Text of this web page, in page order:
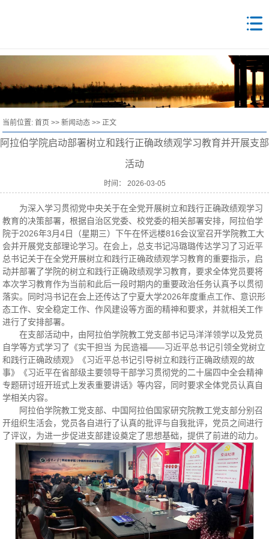
当前位置:首页 >>新闻动态 >> 正文
阿拉伯学院启动部署树立和践行正确政绩观学习教育并开展支部
活动
时间： 2026-03-05
为深入学习贯彻党中央关于在全党开展树立和践行正确政绩观学习
教育的决策部署，根据自治区党委、校党委的相关部署安排，阿拉伯学
院于2026年3月4日（星期三）下午在怀远楼816会议室召开学院教工大
会并开展党支部理论学习。在会上，总支书记冯璐璐传达学习了习近平
总书记关于在全党开展树立和践行正确政绩观学习教育的重要指示，启
动并部署了学院的树立和践行正确政绩观学习教育，要求全体党员要将
本次学习教育作为当前和此后一段时期内的重要政治任务认真予以贯彻
落实。同时冯书记在会上还传达了宁夏大学2026年度重点工作、意识形
态工作、安全稳定工作、作风建设等方面的精神和要求，并就相关工作
进行了安排部署。
在支部活动中，由阿拉伯学院教工党支部书记马洋洋领学以及党员
自学等方式学习了《实干担当 为民造福——习近平总书记引领全党树立
和践行正确政绩观》《习近平总书记引导树立和践行正确政绩观的故
事》《习近平在省部级主要领导干部学习贯彻党的二十届四中全会精神
专题研讨班开班式上发表重要讲话》等内容，同时要求全体党员认真自
学相关内容。
阿拉伯学院教工党支部、中国阿拉伯国家研究院教工党支部分别召
开组织生活会，党员各自进行了认真的批评与自我批评，党员之间进行
了评议，为进一步促进支部建设奠定了思想基础，提供了前进的动力。